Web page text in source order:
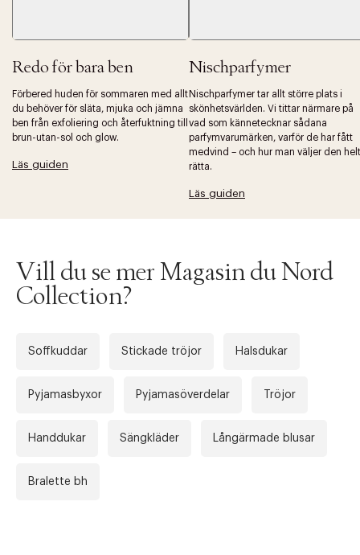
Redo för bara ben
Förbered huden för sommaren med allt
du behöver för släta, mjuka och jämna
ben från exfoliering och återfuktning till
brun-utan-sol och glow.
Läs guiden
Nischparfymer
Nischparfymer tar allt större plats i
skönhetsvärlden. Vi tittar närmare på
vad som kännetecknar sådana
parfymvarumärken, varför de har fått
medvind – och hur man väljer den helt
rätta.
Läs guiden
Tidigare
Vill du se mer Magasin du Nord
Collection?
Soffkuddar Stickade tröjor Halsdukar
Pyjamasbyxor Pyjamasöverdelar Tröjor
Handdukar Sängkläder Långärmade blusar
Bralette bh